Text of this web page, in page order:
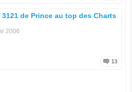
3121 de Prince au top des Charts
2006
13